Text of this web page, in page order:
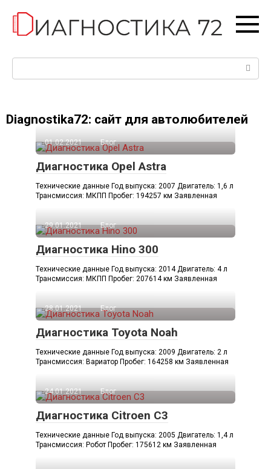
контенту
Diagnostika72: сайт для автолюбителей
01.02.2021 Блог
Диагностика Opel Astra
Технические данные Год выпуска: 2007 Двигатель: 1,6 л
Трансмиссия: МКПП Пробег: 194257 км Заявленная
29.01.2021 Блог
Диагностика Hino 300
Технические данные Год выпуска: 2014 Двигатель: 4 л
Трансмиссия: МКПП Пробег: 207614 км Заявленная
28.01.2021 Блог
Диагностика Toyota Noah
Технические данные Год выпуска: 2009 Двигатель: 2 л
Трансмиссия: Вариатор Пробег: 164258 км Заявленная
24.01.2021 Блог
Диагностика Citroen C3
Технические данные Год выпуска: 2005 Двигатель: 1,4 л
Трансмиссия: Робот Пробег: 175612 км Заявленная